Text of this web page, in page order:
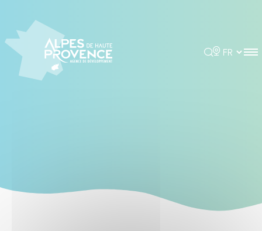
Rechercher
Choisir la